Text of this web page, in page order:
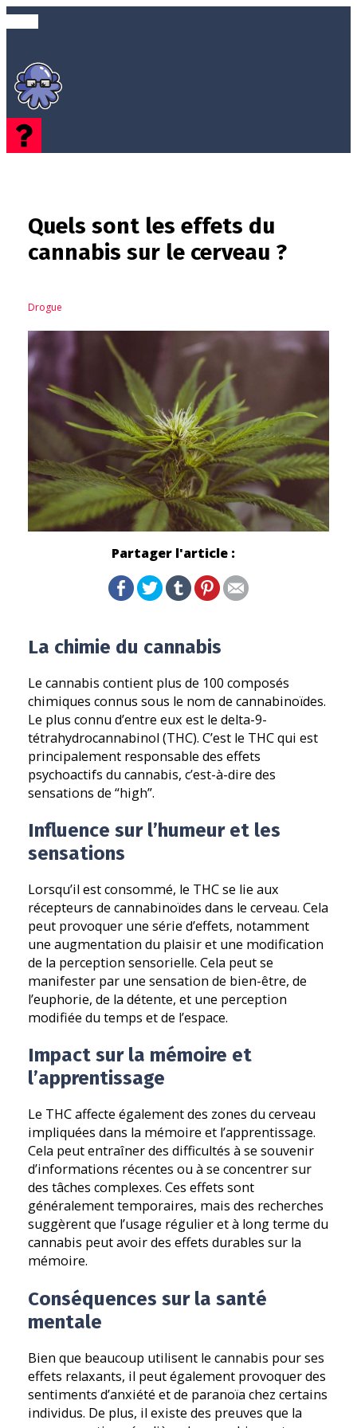
Quels sont les effets du
cannabis sur le cerveau ?
Drogue
Partager l'article :
La chimie du cannabis
Le cannabis contient plus de 100 composés
chimiques connus sous le nom de cannabinoïdes.
Le plus connu d’entre eux est le delta-9-
tétrahydrocannabinol (THC). C’est le THC qui est
principalement responsable des effets
psychoactifs du cannabis, c’est-à-dire des
sensations de “high”.
Influence sur l’humeur et les
sensations
Lorsqu’il est consommé, le THC se lie aux
récepteurs de cannabinoïdes dans le cerveau. Cela
peut provoquer une série d’effets, notamment
une augmentation du plaisir et une modification
de la perception sensorielle. Cela peut se
manifester par une sensation de bien-être, de
l’euphorie, de la détente, et une perception
modifiée du temps et de l’espace.
Impact sur la mémoire et
l’apprentissage
Le THC affecte également des zones du cerveau
impliquées dans la mémoire et l’apprentissage.
Cela peut entraîner des difficultés à se souvenir
d’informations récentes ou à se concentrer sur
des tâches complexes. Ces effets sont
généralement temporaires, mais des recherches
suggèrent que l’usage régulier et à long terme du
cannabis peut avoir des effets durables sur la
mémoire.
Conséquences sur la santé
mentale
Bien que beaucoup utilisent le cannabis pour ses
effets relaxants, il peut également provoquer des
sentiments d’anxiété et de paranoïa chez certains
individus. De plus, il existe des preuves que la